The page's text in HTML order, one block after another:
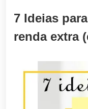
7 Ideias
renda extra